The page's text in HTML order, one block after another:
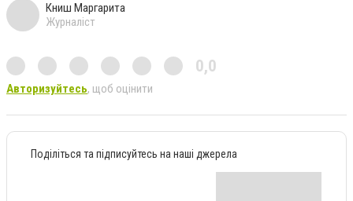
Книш Маргарита
Журналіст
0,0
Авторизуйтесь, щоб оцінити
Поділіться та підписуйтесь на наші джерела